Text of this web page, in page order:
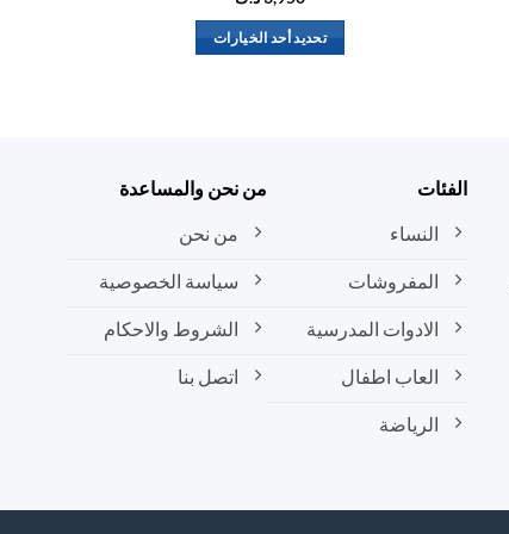
تحديد أحد الخيارات
لهذا
المنتج.
اختيار
صفحة
الفئات
النساء
المفروشات
الادوات المدرسية
العاب اطفال
الرياضة
من نحن والمساعدة
من نحن
سياسة الخصوصية
الشروط والاحكام
اتصل بنا